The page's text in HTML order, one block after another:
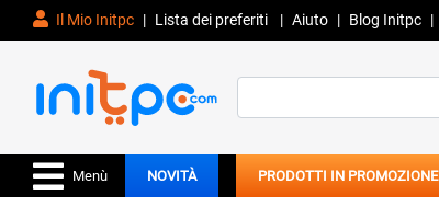
Il Mio Initpc | Lista dei preferiti | Aiuto | Blog Initpc |
for:
Menù NOVITÀ PRODOTTI IN PROMOZIONE